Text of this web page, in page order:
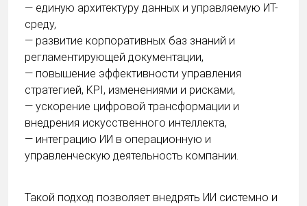
— единую архитектуру данных и управляемую ИТ-
среду,
— развитие корпоративных баз знаний и
регламентирующей документации,
— повышение эффективности управления
стратегией, KPI, изменениями и рисками,
— ускорение цифровой трансформации и
внедрения искусственного интеллекта,
— интеграцию ИИ в операционную и
управленческую деятельность компании.
Такой подход позволяет внедрять ИИ системно и